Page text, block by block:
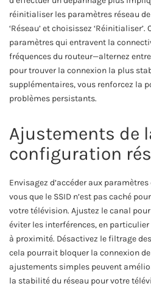
réinitialiser les paramètres réseau
‘Réseau’ et choisissez
paramètres qui entravent la
fréquences du routeur—alternez entre
pour trouver la connexion la plus
supplémentaires, vous renforcez la
problèmes persistants.
Ajustements de
configuration
Envisagez d’accéder aux
vous que le SSID n’est pas caché
votre télévision. Ajustez le canal
éviter les interférences, en
à proximité. Désactivez le filtrage
cela pourrait bloquer la connexion
ajustements simples peuvent
la stabilité du réseau pour votre